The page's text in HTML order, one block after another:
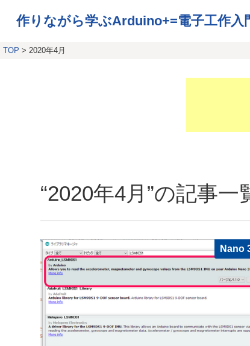
作りながら学ぶArduino+=電子工作入
TOP > 2020年4月
“2020年4月”の記事一
Nano